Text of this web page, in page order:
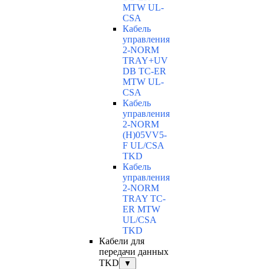
MTW UL-
CSA
Кабель
управления
2-NORM
TRAY+UV
DB TC-ER
MTW UL-
CSA
Кабель
управления
2-NORM
(H)05VV5-
F UL/CSA
TKD
Кабель
управления
2-NORM
TRAY TC-
ER MTW
UL/CSA
TKD
Кабели для
передачи данных
TKD
▼